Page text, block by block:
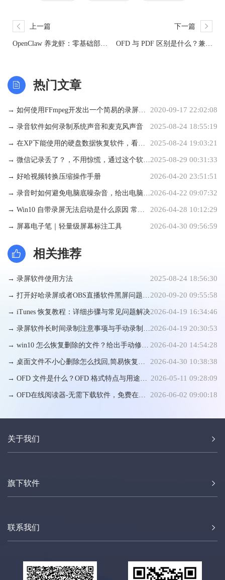
上一篇
OpenClaw 养龙虾：零基础部署
下一篇
OFD 与 PDF 区别是什么？兼容
热门文章
→ 如何使用FFmpeg开发出一个简易的录屏软
件
2020-09-17 22:02:08
→ 录音软件如何录制系统声音和麦克风声音 2025-08-24 18:55:19
→ 在XP下能使用的硬盘数据恢复软件，看这
里就知道了
2025-08-24 19:03:21
→ 微信记录丢了？，不用惊慌，通过这个软件
可以完整恢复回来！！
2025-08-29 00:31:33
→ 好哈视频转换压缩操作手册 2026-04-20 23:51:51
→ 录音时如何避免电脑底噪杂音，给出电脑上
手动设置方式
2026-04-22 09:07:32
→ Win10 自带录屏无法启动是什么原因 常规
修复方法
2026-04-28 10:12:29
→ 屏幕电子笔｜轻量级屏幕标注工具 2026-04-30 09:56:59
相关推荐
→ 录屏软件使用方法 2025-08-24 18:56:30
→ 打开好哈录屏或者OBS直播软件黑屏问题解
决，亲测有效！
2020-09-20 09:55:58
→ iTunes 恢复教程：详细步骤与常见问题解决2026-04-19 16:34:46
→ 录屏软件长时间录制注意事项与手动录制方
法指南
2026-04-19 20:30:53
→ win10 怎么恢复删除的文件？给出手动修复
方法
2026-04-20 14:54:28
→ 桌面文件不小心删除怎么找回,简易恢复方
法
2026-04-30 10:38:38
→ OFD 文件是什么？OFD 格式特点与用途详
解
2026-05-11 09:28:09
→ OFD在线阅读器-无需下载软件，免费在线 2026-06-02 09:00:18
关于我们
旗下软件
联系我们